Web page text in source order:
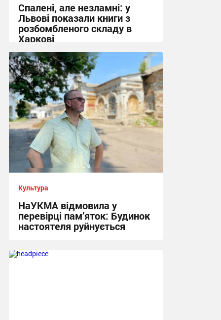
Спалені, але незламні: у
Львові показали книги з
розбомбленого складу в
Харкові
22:33 вчора
Культура
НаУКМА відмовила у
перевірці пам’яток: Будинок
настоятеля руйнується